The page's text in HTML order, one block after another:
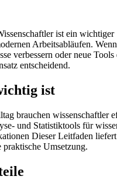
ist ein wichtiger
Arbeitsabläufen.
verbessern oder neue Tools
entscheidend.
ist
brauchen wissenschaftler
und Statistiktools für
Dieser Leitfaden
Umsetzung.